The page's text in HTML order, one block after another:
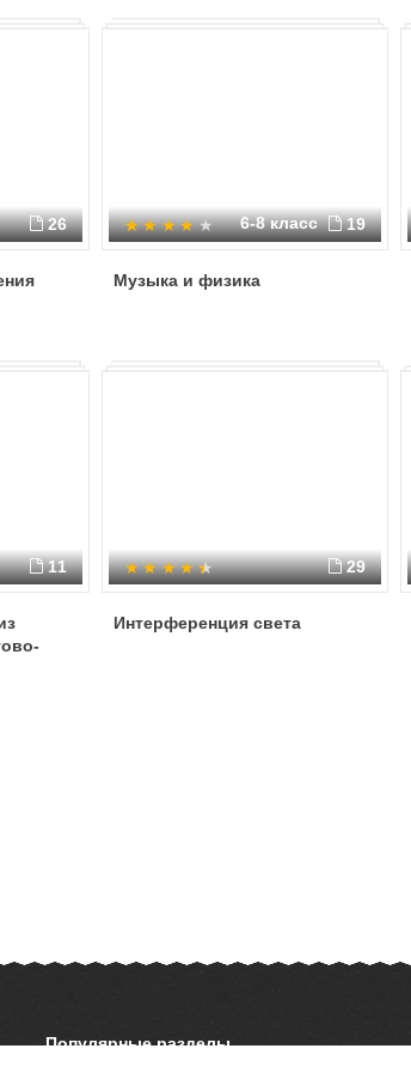
26 6-8 класс 19
Музыка и физика
11 29
Интерференция света
Популярные разделы